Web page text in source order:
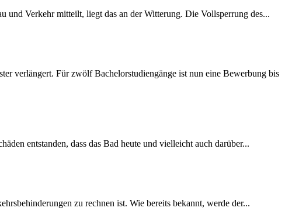
und Verkehr mitteilt, liegt das an der Witterung. Die Vollsperrung des...
verlängert. Für zwölf Bachelorstudiengänge ist nun eine Bewerbung bis
entstanden, dass das Bad heute und vielleicht auch darüber...
zu rechnen ist. Wie bereits bekannt, werde der...